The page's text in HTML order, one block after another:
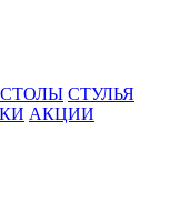
СТОЛЫ СТУЛЬЯ
АКЦИИ